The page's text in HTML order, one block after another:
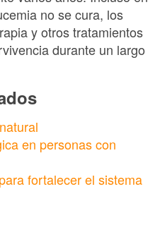
no se cura, los
y otros tratamientos
durante un largo
en personas con
fortalecer el sistema